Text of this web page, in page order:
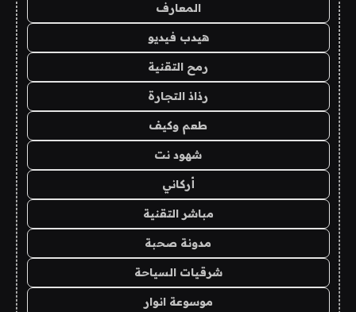
المعارف
هيدب فيديو
رمح التقنية
رذاذ التجارة
طعم وكيف
شهود نت
أركاني
مباشر التقنية
مدونة صحبة
شرقيات السياحة
موسوعة انوار